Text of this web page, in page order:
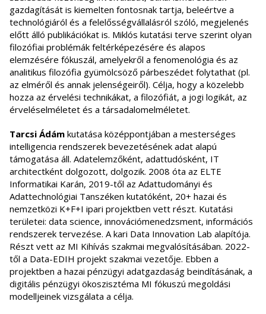
gazdagítását is kiemelten fontosnak tartja, beleértve a
technológiáról és a felelősségvállalásról szóló, megjelenés
előtt álló publikációkat is. Miklós kutatási terve szerint olyan
filozófiai problémák feltérképezésére és alapos
elemzésére fókuszál, amelyekről a fenomenológia és az
analitikus filozófia gyümölcsöző párbeszédet folytathat (pl.
az elméről és annak jelenségeiről). Célja, hogy a közelebb
hozza az érvelési technikákat, a filozófiát, a jogi logikát, az
érveléselméletet és a társadalomelméletet.
Tarcsi Ádám kutatása középpontjában a mesterséges
intelligencia rendszerek bevezetésének adat alapú
támogatása áll. Adatelemzőként, adattudósként, IT
architectként dolgozott, dolgozik. 2008 óta az ELTE
Informatikai Karán, 2019-től az Adattudományi és
Adattechnológiai Tanszéken kutatóként, 20+ hazai és
nemzetközi K+F+I ipari projektben vett részt. Kutatási
területei: data science, innovációmenedzsment, információs
rendszerek tervezése. A kari Data Innovation Lab alapítója.
Részt vett az MI Kihívás szakmai megvalósításában. 2022-
től a Data-EDIH projekt szakmai vezetője. Ebben a
projektben a hazai pénzügyi adatgazdaság beindításának, a
digitális pénzügyi ökoszisztéma MI fókuszú megoldási
modelljeinek vizsgálata a célja.